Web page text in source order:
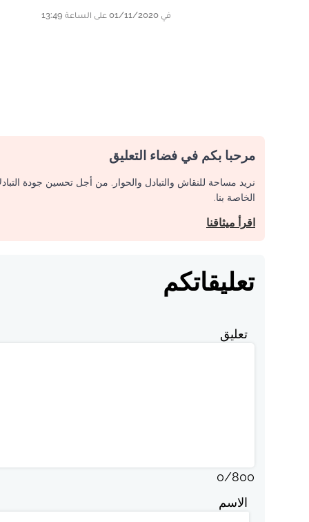
في 01/11/2020 على الساعة 13:49
مرحبا بكم في فضاء التعليق
نريد مساحة للنقاش والتبادل والحوار. من أجل تحسين جودة
الخاصة بنا.
اقرأ ميثاقنا
تعليقاتكم
تعليق
0/800
الاسم